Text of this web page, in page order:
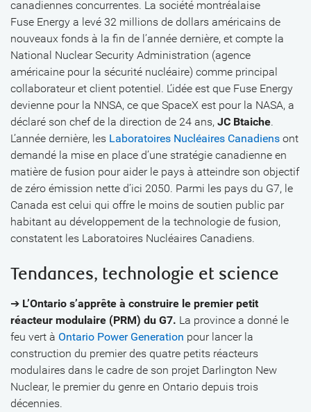
canadiennes concurrentes. La société montréalaise
Fuse Energy a levé 32 millions de dollars américains de
nouveaux fonds à la fin de l’année dernière, et compte la
National Nuclear Security Administration (agence
américaine pour la sécurité nucléaire) comme principal
collaborateur et client potentiel. L’idée est que Fuse Energy
devienne pour la NNSA, ce que SpaceX est pour la NASA, a
déclaré son chef de la direction de 24 ans, JC Btaiche.
L’année dernière, les Laboratoires Nucléaires Canadiens ont
demandé la mise en place d’une stratégie canadienne en
matière de fusion pour aider le pays à atteindre son objectif
de zéro émission nette d’ici 2050. Parmi les pays du G7, le
Canada est celui qui offre le moins de soutien public par
habitant au développement de la technologie de fusion,
constatent les Laboratoires Nucléaires Canadiens.
Tendances, technologie et science
➔ L’Ontario s’apprête à construire le premier petit
réacteur modulaire (PRM) du G7. La province a donné le
feu vert à Ontario Power Generation pour lancer la
construction du premier des quatre petits réacteurs
modulaires dans le cadre de son projet Darlington New
Nuclear, le premier du genre en Ontario depuis trois
décennies.